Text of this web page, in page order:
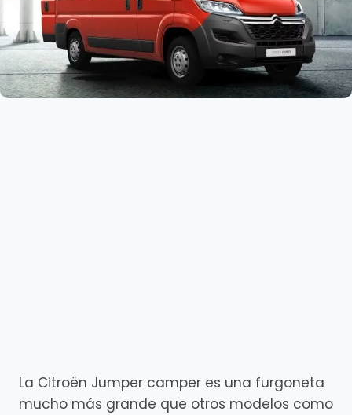
La Citroën Jumper camper es una furgoneta
mucho más grande que otros modelos como